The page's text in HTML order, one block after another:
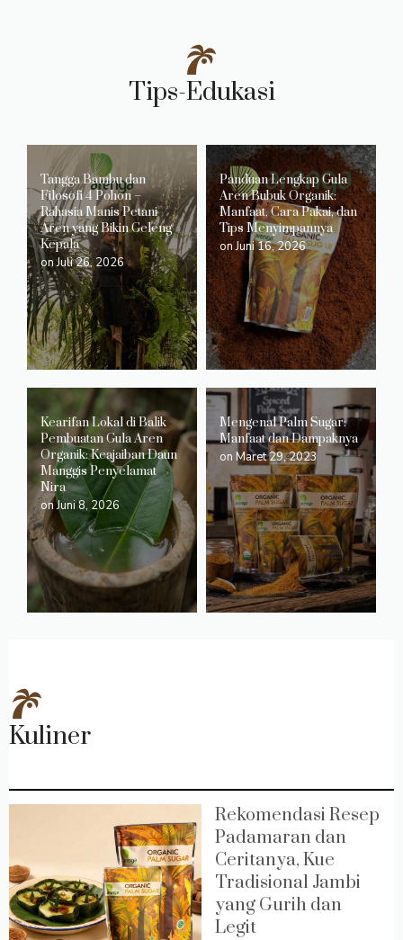
Tips-Edukasi
Tangga Bambu dan
Filosofi 4 Pohon –
Rahasia Manis Petani
Aren yang Bikin Geleng
Kepala
onJuli 26, 2026
Panduan Lengkap Gula
Aren Bubuk Organik:
Manfaat, Cara Pakai, dan
Tips Menyimpannya
onJuni 16, 2026
Kearifan Lokal di Balik
Pembuatan Gula Aren
Organik: Keajaiban Daun
Manggis Penyelamat
Nira
onJuni 8, 2026
Mengenal Palm Sugar:
Manfaat dan Dampaknya
on Maret 29, 2023
Kuliner
Rekomendasi Resep
Padamaran dan
Ceritanya, Kue
Tradisional Jambi
yang Gurih dan
Legit